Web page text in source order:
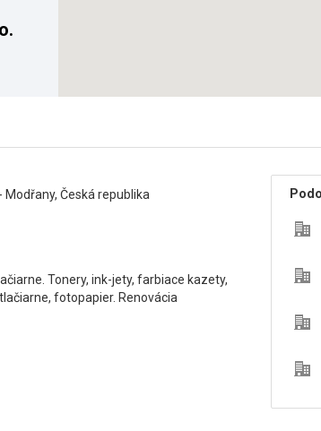
Česká republika
Tonery, ink-jety, farbiace kazety,
fotopapier. Renovácia